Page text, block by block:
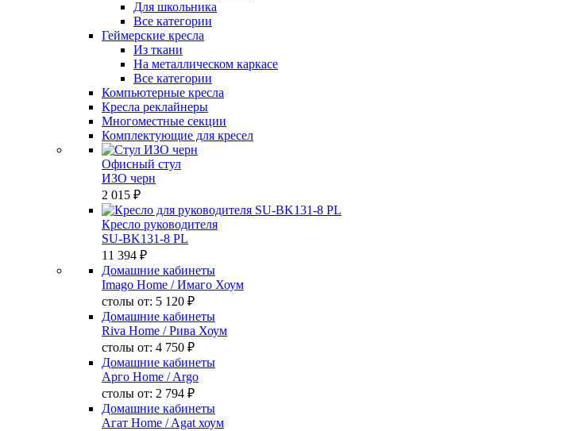
Для школьника
Все категории
Геймерские кресла
Из ткани
На металлическом каркасе
Все категории
Компьютерные кресла
Кресла реклайнеры
Многоместные секции
Комплектующие для кресел
Офисный стул
ИЗО черн
2 015 ₽
Кресло руководителя
SU-BK131-8 PL
11 394 ₽
Домашние кабинеты
Imago Home / Имаго Хоум
столы от: 5 120 ₽
Домашние кабинеты
Riva Home / Рива Хоум
столы от: 4 750 ₽
Домашние кабинеты
Арго Home / Argo
столы от: 2 794 ₽
Домашние кабинеты
Агат Home / Agat хоум